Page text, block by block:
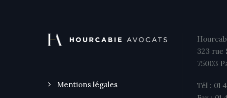
Mentions légales
323 rue
75003
Tél : 01